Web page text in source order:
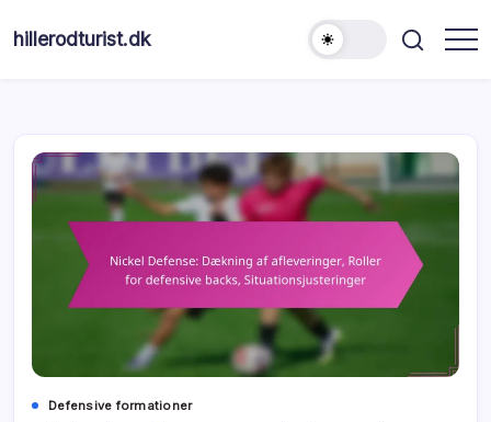
hillerodturist.dk
Defensive formationer